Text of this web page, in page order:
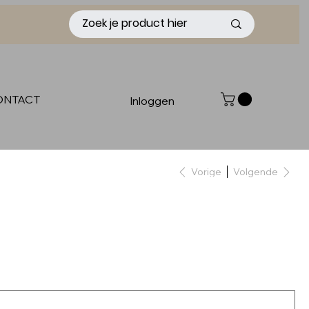
Inloggen
Vorige Volgende